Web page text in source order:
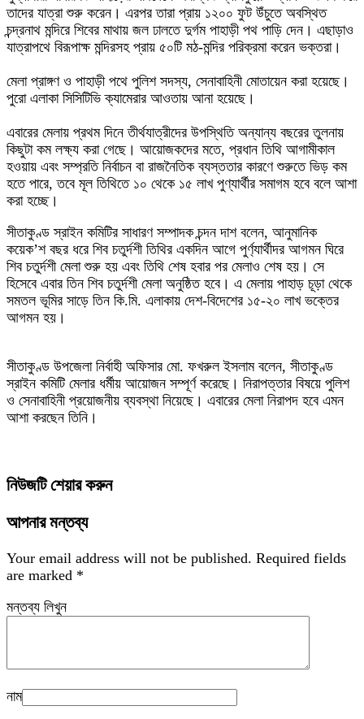
তাদের যাত্রা শুরু করেন। এরপর তারা প্রায় ১২০০ ফুট উঁচুতে অবস্থিত
চন্দ্রনাথ মন্দিরে শিবের মাথায় জল ঢালতে দুর্গম পাহাড়ী পথ পাড়ি দেন। এছাড়াও
যাত্রাপথে বিরূপাক্ষ মন্দিরসহ প্রায় ৫০টি মঠ-মন্দির পরিক্রমা করেন ভক্তরা।
মেলা প্রাঙ্গণ ও পাহাড়ী পথে পুলিশ সদস্য, সেনাবাহিনী মোতায়েন করা হয়েছে।
পুরো এলাকা সিসিটিভি ক্যামেরার আওতায় আনা হয়েছে।
​এবারের মেলায় প্রথম দিনে তীর্থযাত্রীদের উপস্থিতি অন্যান্য বছরের তুলনায়
কিছুটা কম লক্ষ্য করা গেছে। আয়োজকদের মতে, প্রধান তিথি আগামীকাল
হওয়ায় এবং সম্প্রতি নির্বাচন বা রাজনৈতিক ব্যস্ততার কারণে শুরুতে ভিড় কম
হতে পারে, তবে মূল তিথিতে ১০ থেকে ১৫ লাখ পুণ্যার্থীর সমাগম হবে বলে আশা
করা হচ্ছে।
সীতাকুণ্ড স্রাইন কমিটির সাধারণ সম্পাদক চন্দন দাশ বলেন, আনুমানিক
কয়েক’শ বছর ধরে শিব চতুর্দশী তিথির একদিন আগে পুর্ণ্যার্থীদর আগমন ঘিরে
শিব চতুর্দশী মেলা শুরু হয় এবং তিথি শেষ হবার পর মেলাও শেষ হয়। সে
হিসেবে এবার তিন শিব চতুর্দশী মেলা অনুষ্ঠিত হবে। এ মেলায় পাহাড় চূড়া থেকে
সমতল ভূমির সাড়ে তিন কি.মি. এলাকায় দেশ-বিদেশের ১৫-২০ লাখ ভক্তের
আগমন হয়।
সীতাকুণ্ড উপজেলা নির্বাহী অফিসার মো. ফখরুল ইসলাম বলেন, সীতাকুণ্ড
স্রাইন কমিটি মেলার ধর্মীয় আয়োজন সম্পূর্ণ করেছে। নিরাপত্তার বিষয়ে পুলিশ
ও সেনাবাহিনী প্রয়োজনীয় ব্যবস্থা নিয়েছে। এবারের মেলা নিরাপদ হবে এমন
আশা করছেন তিনি।
নিউজটি শেয়ার করুন
আপনার মন্তব্য
Your email address will not be published. Required fields
are marked *
মন্তব্য লিখুন
নাম